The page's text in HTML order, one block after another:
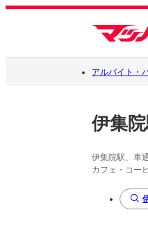
アルバイト・
伊集
伊集院駅、車
カフェ・コー